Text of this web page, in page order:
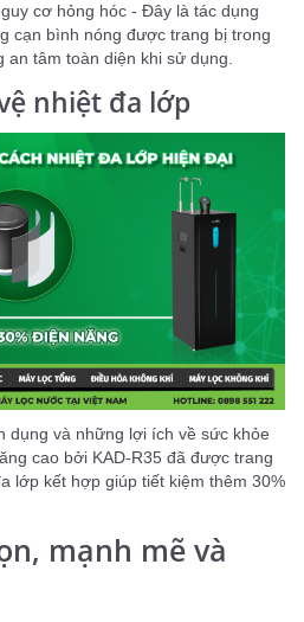
cơ hỏng hóc - Đây là tác dụng
cạn bình nóng được trang bị trong
tâm toàn diện khi sử dụng.
nhiệt đa lớp
dụng và những lợi ích về sức khỏe
cao bởi KAD-R35 đã được trang
lớp kết hợp giúp tiết kiệm thêm 30%
mạnh mẽ và